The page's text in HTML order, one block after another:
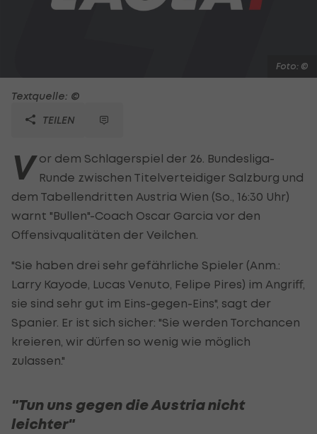
Foto: ©
Textquelle: ©
TEILEN
V or dem Schlagerspiel der 26. Bundesliga-
Runde zwischen Titelverteidiger Salzburg und
dem Tabellendritten Austria Wien (So., 16:30 Uhr)
warnt "Bullen"-Coach Oscar Garcia vor den
Offensivqualitäten der Veilchen.
"Sie haben drei sehr gefährliche Spieler (Anm.:
Larry Kayode, Lucas Venuto, Felipe Pires) im Angriff,
sie sind sehr gut im Eins-gegen-Eins", sagt der
Spanier. Er ist sich sicher: "Sie werden Torchancen
kreieren, wir dürfen so wenig wie möglich
zulassen."
"Tun uns gegen die Austria nicht
leichter"